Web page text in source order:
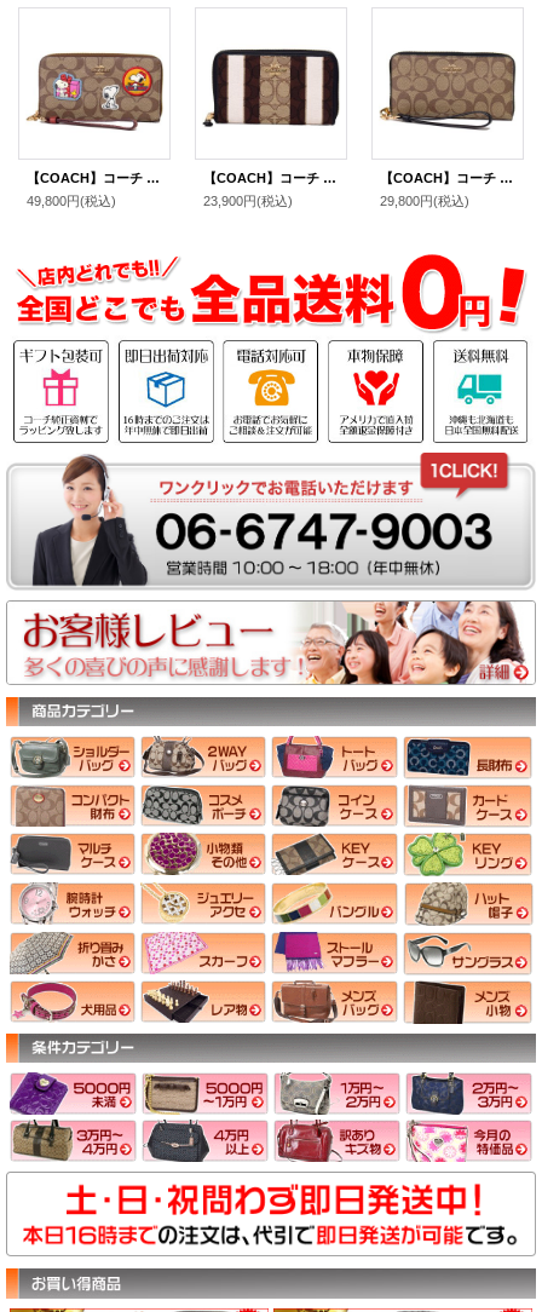
【COACH】コーチ キャンバス レザー シグネチャー ピーナッツ コラボ スヌーピー ヴァーシティー ワッペン リストレット ジップ アラウンド 長財布 カーキ（日本未発売）
49,800円(税込)
【COACH】コーチ ジャガード スムースレザー シグネチャー ミディアム ストライプ ジップ アラウンド 二つ折り 財布 カーキブラックマルチ〔日本未発売〕
23,900円(税込)
【COACH】コーチ コーティングキャンバス スムースレザー シグネチャー リストレット ロング ジップ アラウンド 長財布 カーキ×ブラック（日本未発売）
29,800円(税込)